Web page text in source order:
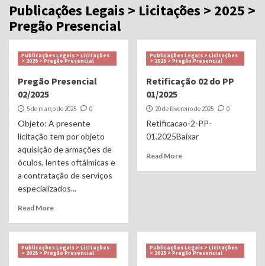
Publicações Legais > Licitações > 2025 >
Pregão Presencial
Publicações Legais > Licitações
> 2025 > Pregão Presencial
Pregão Presencial
02/2025
5 de março de 2025 0
Objeto: A presente
licitação tem por objeto
aquisição de armações de
óculos, lentes oftálmicas e
a contratação de serviços
especializados...
Read More
Publicações Legais > Licitações
> 2025 > Pregão Presencial
Retificação 02 do PP
01/2025
20 de fevereiro de 2025 0
Retificacao-2-PP-
01.2025Baixar
Read More
Publicações Legais > Licitações
> 2025 > Pregão Presencial
Publicações Legais > Licitações
> 2025 > Pregão Presencial